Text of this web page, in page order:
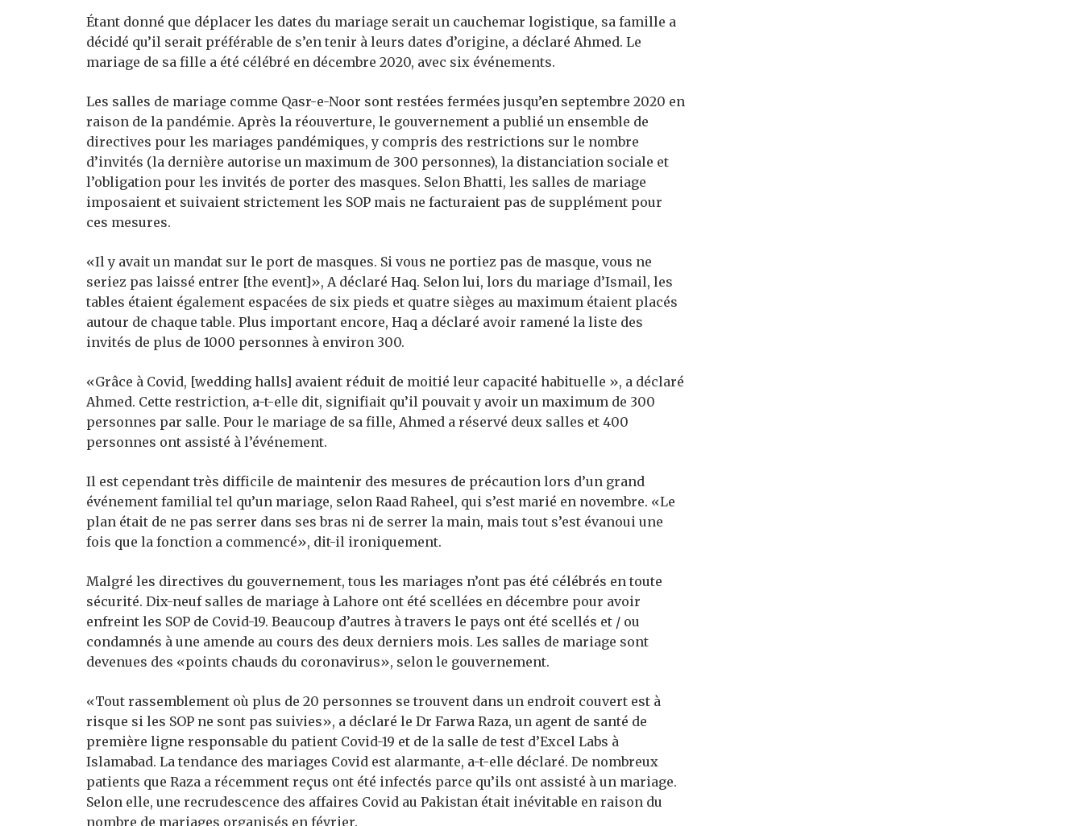
Étant donné que déplacer les dates du mariage serait un cauchemar logistique, sa famille a
décidé qu’il serait préférable de s’en tenir à leurs dates d’origine, a déclaré Ahmed. Le
mariage de sa fille a été célébré en décembre 2020, avec six événements.
Les salles de mariage comme Qasr-e-Noor sont restées fermées jusqu’en septembre 2020 en
raison de la pandémie. Après la réouverture, le gouvernement a publié un ensemble de
directives pour les mariages pandémiques, y compris des restrictions sur le nombre
d’invités (la dernière autorise un maximum de 300 personnes), la distanciation sociale et
l’obligation pour les invités de porter des masques. Selon Bhatti, les salles de mariage
imposaient et suivaient strictement les SOP mais ne facturaient pas de supplément pour
ces mesures.
«Il y avait un mandat sur le port de masques. Si vous ne portiez pas de masque, vous ne
seriez pas laissé entrer [the event]», A déclaré Haq. Selon lui, lors du mariage d’Ismail, les
tables étaient également espacées de six pieds et quatre sièges au maximum étaient placés
autour de chaque table. Plus important encore, Haq a déclaré avoir ramené la liste des
invités de plus de 1000 personnes à environ 300.
«Grâce à Covid, [wedding halls] avaient réduit de moitié leur capacité habituelle », a déclaré
Ahmed. Cette restriction, a-t-elle dit, signifiait qu’il pouvait y avoir un maximum de 300
personnes par salle. Pour le mariage de sa fille, Ahmed a réservé deux salles et 400
personnes ont assisté à l’événement.
Il est cependant très difficile de maintenir des mesures de précaution lors d’un grand
événement familial tel qu’un mariage, selon Raad Raheel, qui s’est marié en novembre. «Le
plan était de ne pas serrer dans ses bras ni de serrer la main, mais tout s’est évanoui une
fois que la fonction a commencé», dit-il ironiquement.
Malgré les directives du gouvernement, tous les mariages n’ont pas été célébrés en toute
sécurité. Dix-neuf salles de mariage à Lahore ont été scellées en décembre pour avoir
enfreint les SOP de Covid-19. Beaucoup d’autres à travers le pays ont été scellés et / ou
condamnés à une amende au cours des deux derniers mois. Les salles de mariage sont
devenues des «points chauds du coronavirus», selon le gouvernement.
«Tout rassemblement où plus de 20 personnes se trouvent dans un endroit couvert est à
risque si les SOP ne sont pas suivies», a déclaré le Dr Farwa Raza, un agent de santé de
première ligne responsable du patient Covid-19 et de la salle de test d’Excel Labs à
Islamabad. La tendance des mariages Covid est alarmante, a-t-elle déclaré. De nombreux
patients que Raza a récemment reçus ont été infectés parce qu’ils ont assisté à un mariage.
Selon elle, une recrudescence des affaires Covid au Pakistan était inévitable en raison du
nombre de mariages organisés en février.